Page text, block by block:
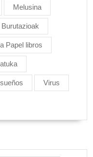
Melusina
Papel libros
Virus